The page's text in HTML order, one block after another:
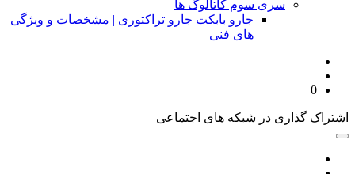
سری سوم کاتالوگ ها
جارو بابکت جارو تراکتوری | مشخصات و ویژگی
های فنی
0
اشتراک گذاری در شبکه های اجتماعی